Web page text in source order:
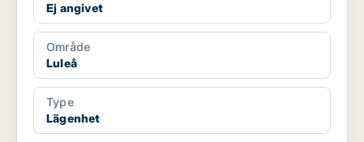
Ej angivet
Område
Luleå
Type
Lägenhet